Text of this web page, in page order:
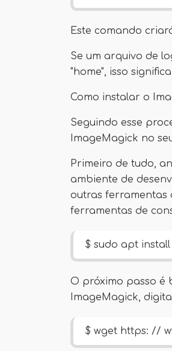
Este comando
Se um arquivo de
"home", isso
Como instalar o
Seguindo esse
ImageMagick no
Primeiro de tudo,
ambiente de
outras ferramentas
ferramentas de
$ sudo apt
O próximo passo é
ImageMagick,
$ wget https: //